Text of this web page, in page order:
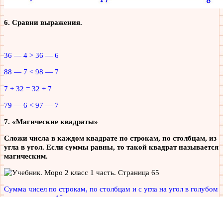
6. Сравни выражения.
36 — 4 > 36 — 6
88 — 7 < 98 — 7
7 + 32 = 32 + 7
79 — 6 < 97 — 7
7. «Магические квадраты»
Сложи числа в каждом квадрате по строкам, по столбцам, из
угла в угол. Если суммы равны, то такой квадрат называется
магическим.
Сумма чисел по строкам, по столбцам и с угла на угол в голубом